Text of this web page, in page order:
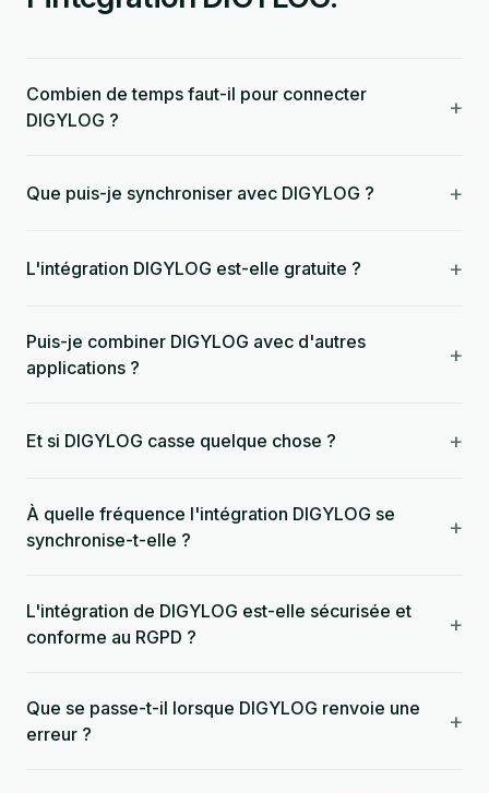
Combien de temps faut-il pour connecter
DIGYLOG ?
+
Que puis-je synchroniser avec DIGYLOG ? +
L'intégration DIGYLOG est-elle gratuite ? +
Puis-je combiner DIGYLOG avec d'autres
applications ?
+
Et si DIGYLOG casse quelque chose ? +
À quelle fréquence l'intégration DIGYLOG se
synchronise-t-elle ?
+
L'intégration de DIGYLOG est-elle sécurisée et
conforme au RGPD ?
+
Que se passe-t-il lorsque DIGYLOG renvoie une
erreur ?
+